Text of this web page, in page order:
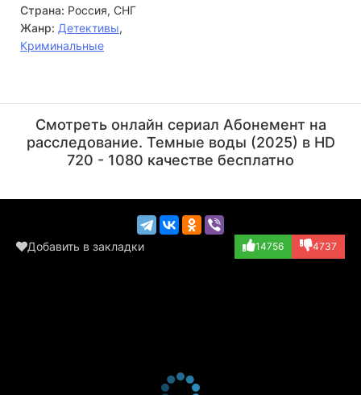
Страна: Россия, СНГ
Жанр: Детективы,
Криминальные
(Олимпиада Георг...)
Смотреть онлайн сериал Абонемент на
расследование. Темные воды (2025) в HD
720 - 1080 качестве бесплатно
Добавить в закладки 14756 4737